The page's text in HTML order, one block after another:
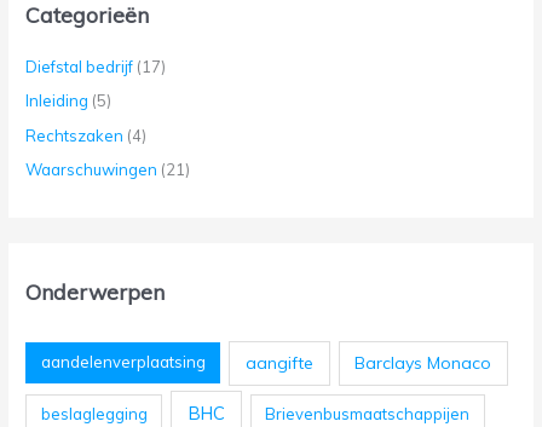
Categorieën
Diefstal bedrijf (17)
Inleiding (5)
Rechtszaken (4)
Waarschuwingen (21)
Onderwerpen
aandelenverplaatsing aangifte Barclays Monaco
beslaglegging BHC Brievenbusmaatschappijen